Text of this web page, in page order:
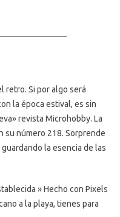
retro. Si por algo será
la época estival, es sin
revista Microhobby. La
su número 218. Sorprende
la esencia de las
» Hecho con Pixels
a la playa, tienes para